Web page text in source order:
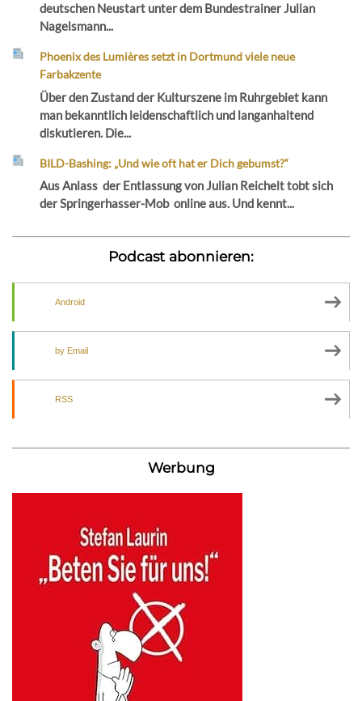
deutschen Neustart unter dem Bundestrainer Julian
Nagelsmann...
Phoenix des Lumières setzt in Dortmund viele neue
Farbakzente
Über den Zustand der Kulturszene im Ruhrgebiet kann
man bekanntlich leidenschaftlich und langanhaltend
diskutieren. Die...
BILD-Bashing: „Und wie oft hat er Dich gebumst?“
Aus Anlass der Entlassung von Julian Reichelt tobt sich
der Springerhasser-Mob online aus. Und kennt...
Podcast abonnieren:
Android
by Email
RSS
Werbung